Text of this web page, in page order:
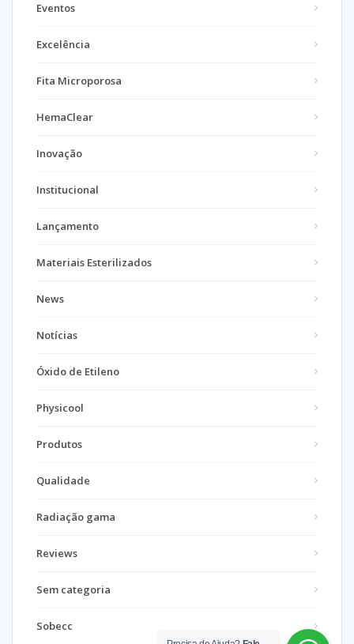
Eventos
Excelência
Fita Microporosa
HemaClear
Inovação
Institucional
Lançamento
Materiais Esterilizados
News
Notícias
Óxido de Etileno
Physicool
Produtos
Qualidade
Radiação gama
Reviews
Sem categoria
Sobecc